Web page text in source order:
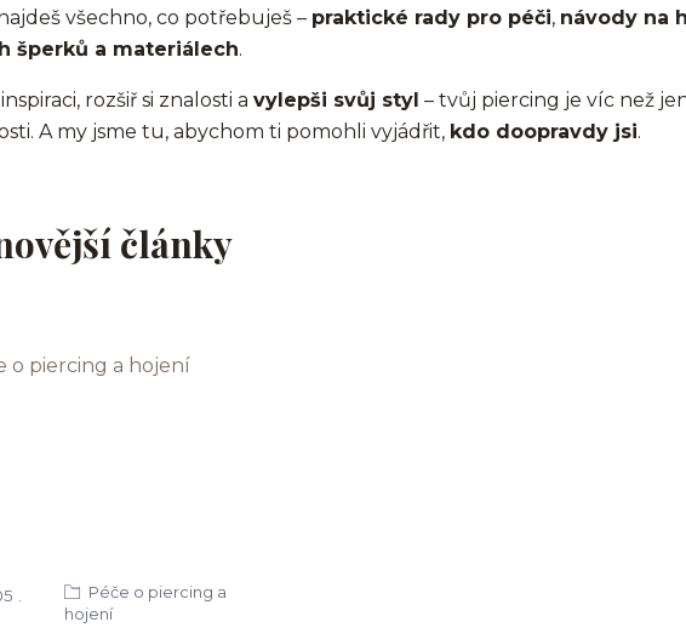
všechno, co potřebuješ – praktické rady pro péči, návody na
šperků a materiálech.
rozšiř si znalosti a vylepši svůj styl – tvůj piercing je víc než
A my jsme tu, abychom ti pomohli vyjádřit, kdo doopravdy jsi.
články
Péče o piercing a
hojení